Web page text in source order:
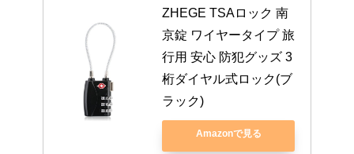
ZHEGE TSAロック 南
京錠 ワイヤータイプ 旅
行用 安心 防犯グッズ 3
桁ダイヤル式ロック(ブ
ラック)
Amazonで見る